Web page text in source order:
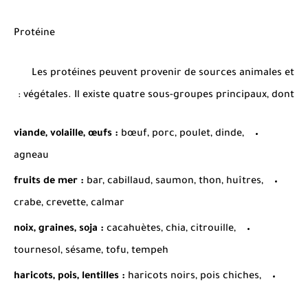
Protéine
Les protéines peuvent provenir de sources animales et
végétales. Il existe quatre sous-groupes principaux, dont :
viande, volaille, œufs : bœuf, porc, poulet, dinde,
agneau
fruits de mer : bar, cabillaud, saumon, thon, huîtres,
crabe, crevette, calmar
noix, graines, soja : cacahuètes, chia, citrouille,
tournesol, sésame, tofu, tempeh
haricots, pois, lentilles : haricots noirs, pois chiches,